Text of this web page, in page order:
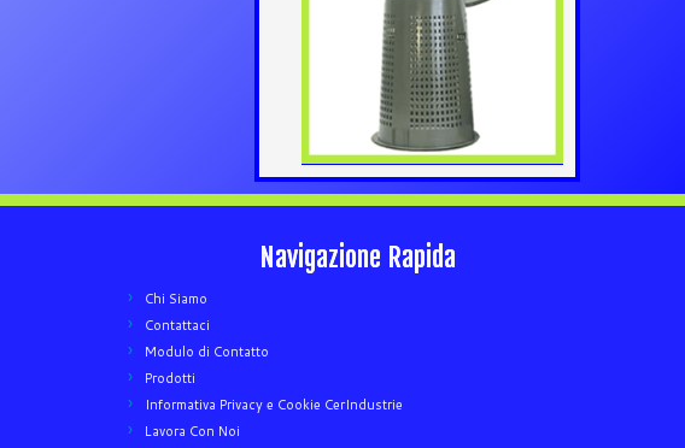
Navigazione Rapida
Chi Siamo
Contattaci
Modulo di Contatto
Prodotti
Informativa Privacy e Cookie CerIndustrie
Lavora Con Noi